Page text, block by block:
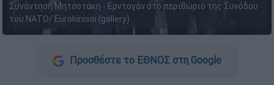
Συνάντηση Μητσοτάκη - Ερντογάν στο περιθώριο της Συνόδου
του ΝΑΤΟ/ Eurokinissi (gallery)
Προσθέστε το ΕΘΝΟΣ στη Google